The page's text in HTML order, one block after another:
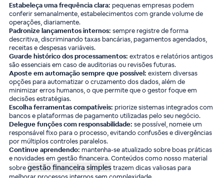
Estabeleça uma frequência clara: pequenas empresas podem
conferir semanalmente, estabelecimentos com grande volume de
operações, diariamente.
Padronize lançamentos internos: sempre registre de forma
descritiva, discriminando taxas bancárias, pagamentos agendados,
receitas e despesas variáveis.
Guarde histórico dos processamentos: extratos e relatórios antigos
são essenciais em caso de auditorias ou revisões futuras.
Aposte em automação sempre que possível: existem diversas
opções para automatizar o cruzamento dos dados, além de
minimizar erros humanos, o que permite que o gestor foque em
decisões estratégias.
Escolha ferramentas compatíveis: priorize sistemas integrados com
bancos e plataformas de pagamento utilizadas pelo seu negócio.
Delegue funções com responsabilidade: se possível, nomeie um
responsável fixo para o processo, evitando confusões e divergências
por múltiplos controles paralelos.
Continue aprendendo: mantenha-se atualizado sobre boas práticas
e novidades em gestão financeira. Conteúdos como nosso material
sobregestão financeira simplestrazem dicas valiosas para